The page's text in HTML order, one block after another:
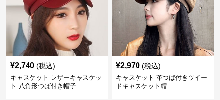
¥2,740 (税込)
キャスケット レザーキャスケッ
ト 八角形つば付き帽子
¥2,970 (税込)
キャスケット 革つば付きツイー
ドキャスケット帽